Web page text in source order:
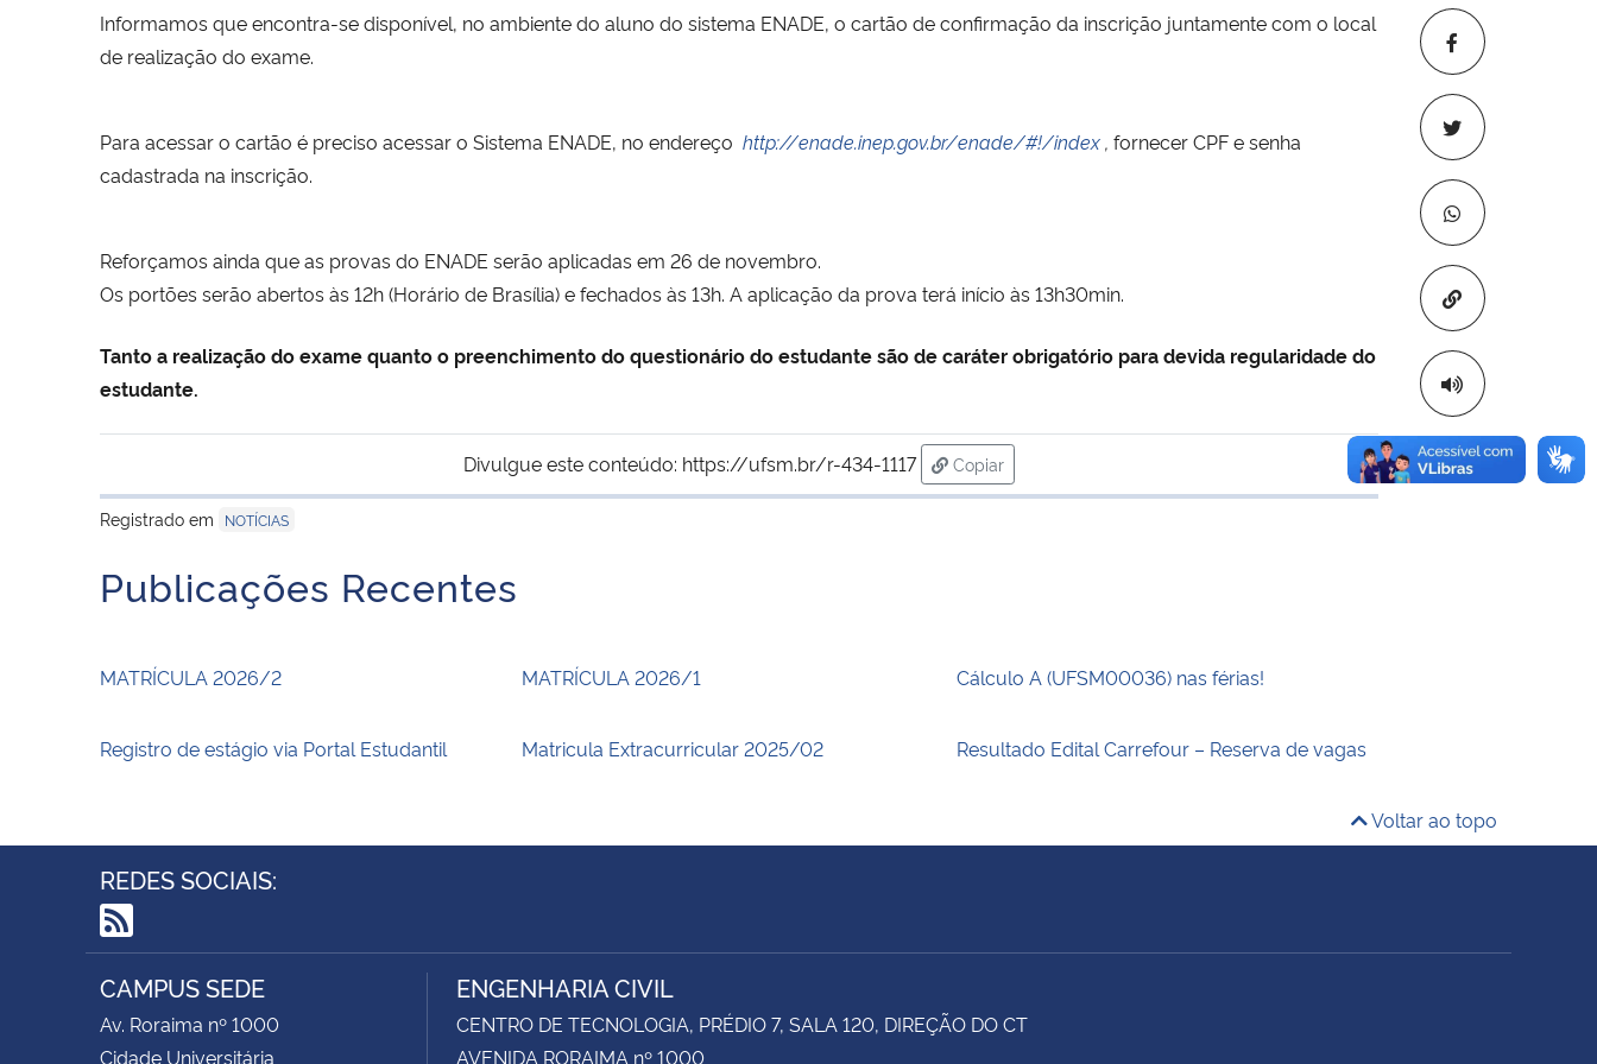
Copiar para
Informamos que encontra-se disponível, no ambiente do aluno do sistema ENADE, o cartão de confirmação da inscrição juntamente com o local
de realização do exame.
Para acessar o cartão é preciso acessar o Sistema ENADE, no endereço http://enade.inep.gov.br/enade/#!/index, fornecer CPF e senha
cadastrada na inscrição.
Reforçamos ainda que as provas do ENADE serão aplicadas em 26 de novembro.
Os portões serão abertos às 12h (Horário de Brasília) e fechados às 13h. A aplicação da prova terá início às 13h30min.
Tanto a realização do exame quanto o preenchimento do questionário do estudante são de caráter obrigatório para devida regularidade do
estudante.
Divulgue este conteúdo: https://ufsm.br/r-434-1117
Copiar
para área de transferência
Registrado em
NOTÍCIAS
Publicações Recentes
MATRÍCULA 2026/2 MATRÍCULA 2026/1 Cálculo A (UFSM00036) nas férias!
Registro de estágio via Portal Estudantil Matricula Extracurricular 2025/02 Resultado Edital Carrefour – Reserva de vagas
Voltar ao topo
REDES SOCIAIS:
RSS
CAMPUS SEDE
Av. Roraima nº 1000
Cidade Universitária
ENGENHARIA CIVIL
CENTRO DE TECNOLOGIA, PRÉDIO 7, SALA 120, DIREÇÃO DO CT
AVENIDA RORAIMA nº 1000